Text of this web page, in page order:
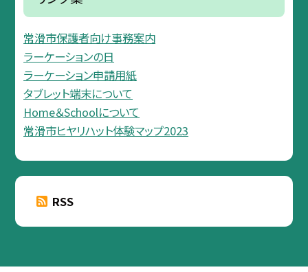
常滑市保護者向け事務案内
ラーケーションの日
ラーケーション申請用紙
タブレット端末について
Home＆Schoolについて
常滑市ヒヤリハット体験マップ2023
RSS